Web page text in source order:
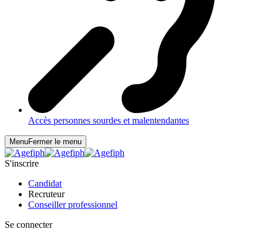
Accès personnes sourdes et malentendantes
MenuFermer le menu
S'inscrire
Candidat
Recruteur
Conseiller professionnel
Se connecter